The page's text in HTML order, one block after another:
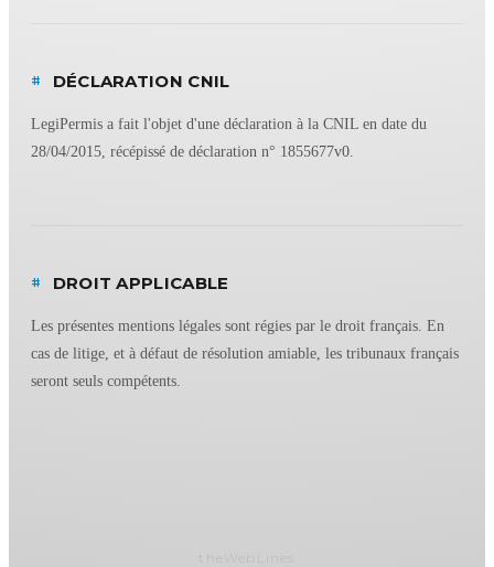
# DÉCLARATION CNIL
LegiPermis a fait l'objet d'une déclaration à la CNIL en date du
28/04/2015, récépissé de déclaration n° 1855677v0.
# DROIT APPLICABLE
Les présentes mentions légales sont régies par le droit français. En
cas de litige, et à défaut de résolution amiable, les tribunaux français
seront seuls compétents.
theWebLines